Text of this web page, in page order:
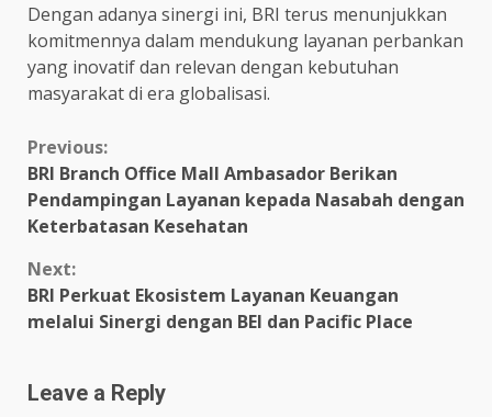
Dengan adanya sinergi ini, BRI terus menunjukkan
komitmennya dalam mendukung layanan perbankan
yang inovatif dan relevan dengan kebutuhan
masyarakat di era globalisasi.
Continue
Reading
Previous:
BRI Branch Office Mall Ambasador Berikan
Pendampingan Layanan kepada Nasabah dengan
Keterbatasan Kesehatan
Next:
BRI Perkuat Ekosistem Layanan Keuangan
melalui Sinergi dengan BEI dan Pacific Place
Leave a Reply